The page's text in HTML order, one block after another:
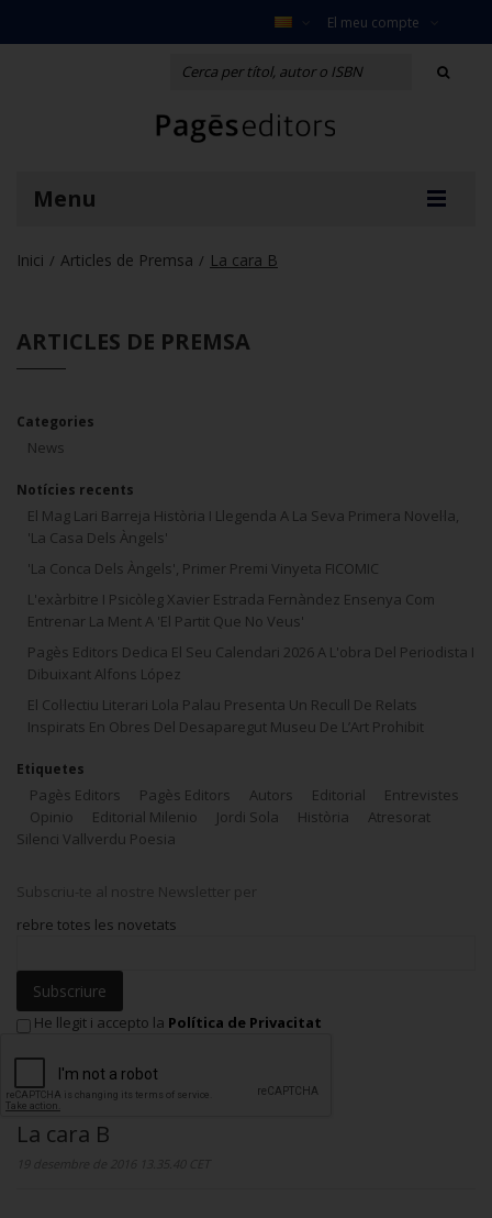
El meu compte
Menu
Inici / Articles de Premsa / La cara B
ARTICLES DE PREMSA
Categories
News
Notícies recents
El Mag Lari Barreja Història I Llegenda A La Seva Primera Novel·la,
'La Casa Dels Àngels'
'La Conca Dels Àngels', Primer Premi Vinyeta FICOMIC
L'exàrbitre I Psicòleg Xavier Estrada Fernàndez Ensenya Com
Entrenar La Ment A 'El Partit Que No Veus'
Pagès Editors Dedica El Seu Calendari 2026 A L'obra Del Periodista I
Dibuixant Alfons López
El Col·lectiu Literari Lola Palau Presenta Un Recull De Relats
Inspirats En Obres Del Desaparegut Museu De L’Art Prohibit
Etiquetes
Pagès Editors Pagès Editors Autors Editorial
Entrevistes
Opinio
Editorial Milenio Jordi Sola Història
Atresorat
Silenci Vallverdu Poesia
Subscriu-te al nostre Newsletter per
rebre totes les novetats
Subscriure
He llegit i accepto la Política de Privacitat
La cara B
19 desembre de 2016 13.35.40 CET